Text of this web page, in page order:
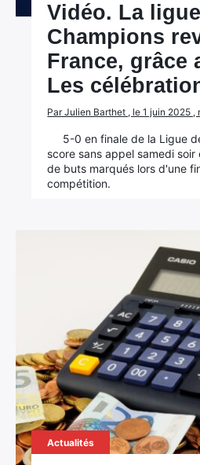
Vidéo. La
Champions
France, grâce
Les
Par Julien Barthet , le 1 juin 2025 ,
5-0 en finale de la Ligue
score sans appel samedi
de buts marqués lors d'une
compétition.
Actualités